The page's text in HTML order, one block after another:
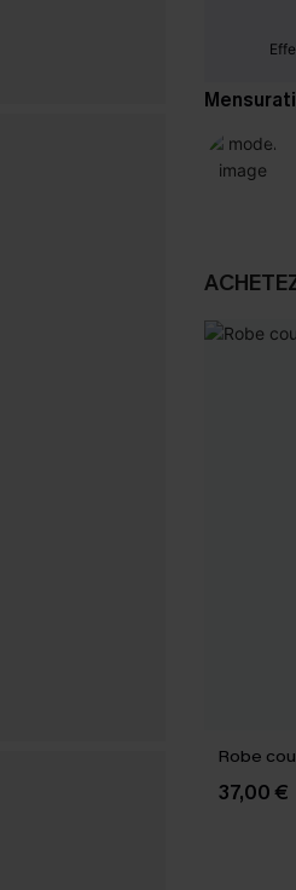
Robe
37,00 €